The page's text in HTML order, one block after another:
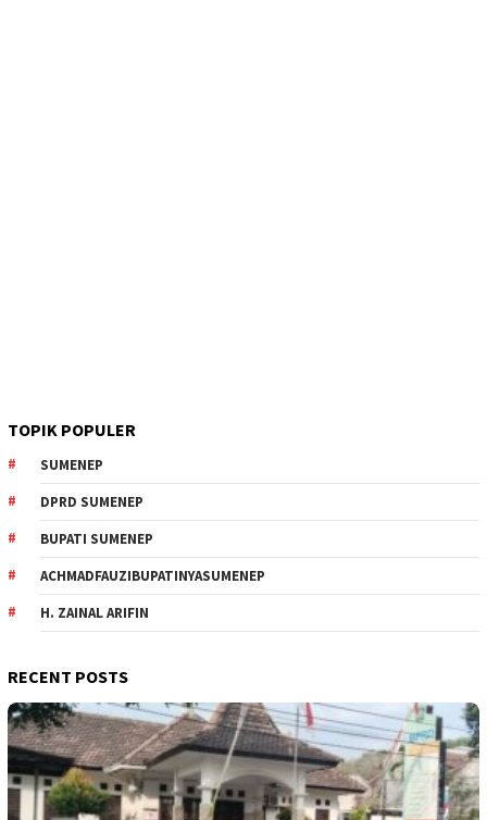
TOPIK POPULER
SUMENEP
DPRD SUMENEP
BUPATI SUMENEP
ACHMADFAUZIBUPATINYASUMENEP
H. ZAINAL ARIFIN
RECENT POSTS